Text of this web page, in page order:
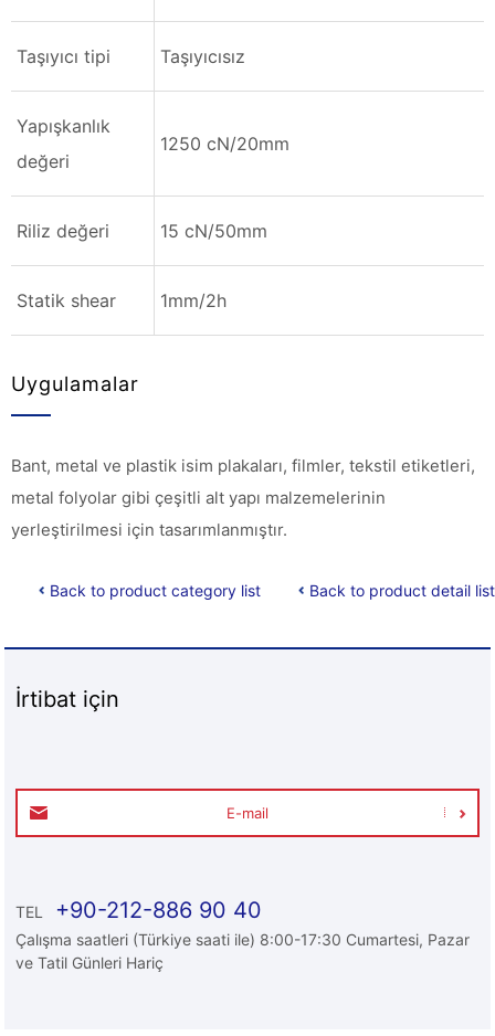
Taşıyıcı tipi Taşıyıcısız
Yapışkanlık
değeri
1250 cN/20mm
Riliz değeri 15 cN/50mm
Statik shear 1mm/2h
Uygulamalar
Bant, metal ve plastik isim plakaları, filmler, tekstil etiketleri,
metal folyolar gibi çeşitli alt yapı malzemelerinin
yerleştirilmesi için tasarımlanmıştır.
Back to product category list Back to product detail list
İrtibat için
E-mail
TEL +90-212-886 90 40
Çalışma saatleri (Türkiye saati ile) 8:00-17:30 Cumartesi, Pazar
ve Tatil Günleri Hariç